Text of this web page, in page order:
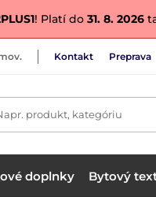
! Platí do 31. 8. 2026
Kontakt Preprava
produkt, kategóriu
doplnky Bytový